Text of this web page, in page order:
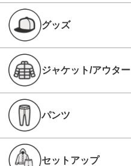
グッズ
ジャケット/アウター
パンツ
セットアップ